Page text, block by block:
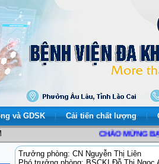
và GDSK Cải tiến chất lượng
CHÀO MỪNG
Trưởng phòng: CN Nguyễn Thị Liên